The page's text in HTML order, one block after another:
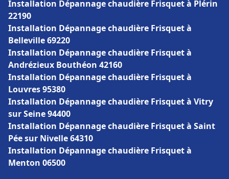
Installation Dépannage chaudière Frisquet à Plérin
22190
Installation Dépannage chaudière Frisquet à
Belleville 69220
Installation Dépannage chaudière Frisquet à
Andrézieux Bouthéon 42160
Installation Dépannage chaudière Frisquet à
Louvres 95380
Installation Dépannage chaudière Frisquet à Vitry
sur Seine 94400
Installation Dépannage chaudière Frisquet à Saint
Pée sur Nivelle 64310
Installation Dépannage chaudière Frisquet à
Menton 06500